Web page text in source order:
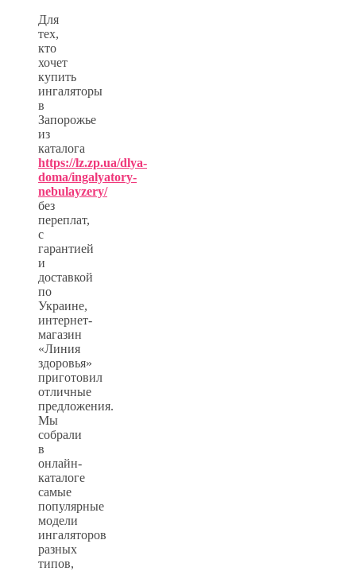
Для
тех,
кто
хочет
купить
ингаляторы
в
Запорожье
из
каталога
https://lz.zp.ua/dlya-
doma/ingalyatory-
nebulayzery/
без
переплат,
с
гарантией
и
доставкой
по
Украине,
интернет-
магазин
«Линия
здоровья»
приготовил
отличные
предложения.
Мы
собрали
в
онлайн-
каталоге
самые
популярные
модели
ингаляторов
разных
типов,